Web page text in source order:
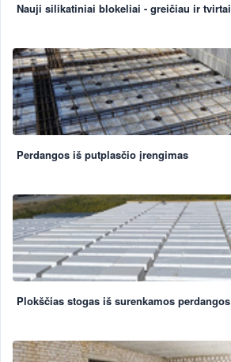
Nauji silikatiniai blokeliai - greičiau ir tvirtai
Perdangos iš putplasčio įrengimas
Plokščias stogas iš surenkamos perdangos